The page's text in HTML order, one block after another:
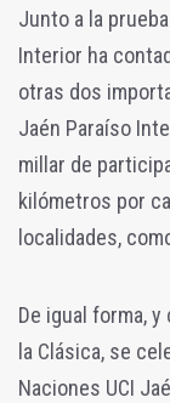
Junto a la
Interior ha
otras dos
Jaén Paraíso
millar de
kilómetros por
localidades,
De igual forma,
la Clásica, se
Naciones UCI